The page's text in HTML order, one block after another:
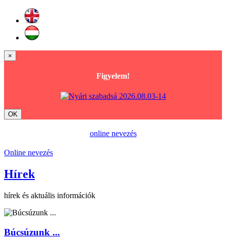
×
Figyelem!
OK
online nevezés
Online nevezés
Hírek
hírek és aktuális információk
Búcsúzunk ...